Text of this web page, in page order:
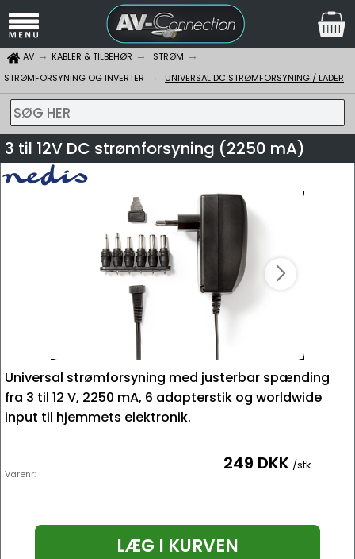
AV KABLER & TILBEHØR
STRØM
STRØMFORSYNING OG INVERTER
UNIVERSAL DC STRØMFORSYNING / LADER
SØG HER
3 til 12V DC strømforsyning (2250 mA)
Universal strømforsyning med justerbar spænding
fra 3 til 12 V, 2250 mA, 6 adapterstik og worldwide
input til hjemmets elektronik.
Varenr: 249 DKK /stk.
LÆG I KURVEN